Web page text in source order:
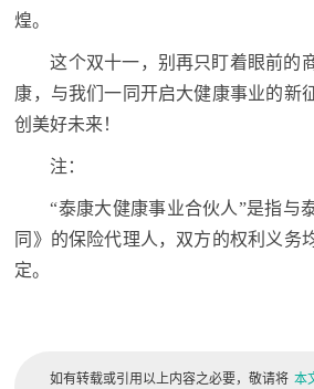
煌。
这个双十一，别再只盯着眼前的
康，与我们一同开启大健康事业的新
创美好未来！
注：
“泰康大健康事业合伙人”是指与
同》的保险代理人，双方的权利义务
定。
如有转载或引用以上内容之必要，敬请将 本